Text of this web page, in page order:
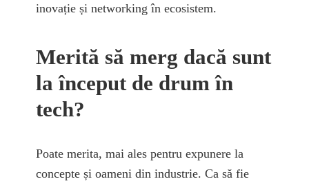
inovație și networking în ecosistem.
Merită să merg dacă sunt
la început de drum în
tech?
Poate merita, mai ales pentru expunere la
concepte și oameni din industrie. Ca să fie